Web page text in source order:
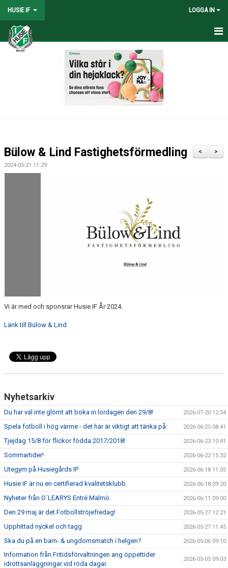
HUSIE IF LOGGA IN
HEM
DOKUMENT
>
<
Bülow & Lind Fastighetsförmedling
2024-05-21 11:29
Vi är med och sponsrar Husie IF År 2024.
Länk till Bülow & Lind
Nyhetsarkiv
Du har väl inte glömt att boka in lördagen den 29/8! 2026-07-20 12:54
Spela fotboll i hög värme - det här är viktigt att tänka på: 2026-06-25 08:41
Tjejdag 15/8 för flickor födda 2017/2018! 2026-06-23 10:41
Sommartider! 2026-06-22 15:32
Utegym på Husiegårds IP 2026-06-18 11:05
Husie IF är nu en certifierad kvalitetsklubb. 2026-06-18 09:20
Nyheter från O´LEARYS Entré Malmö. 2026-06-11 09:00
Den 29 maj är det Fotbollströjefredag! 2026-05-27 12:21
Upphittad nyckel och tagg 2026-05-27 11:45
Ska du på en barn- & ungdomsmatch i helgen? 2026-05-06 09:10
Information från Fritidsförvaltningen ang öppettider
idrottsanläggningar vid röda dagar.
2026-05-05 09:03